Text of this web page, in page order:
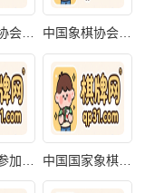
中国象棋协会纠 中国象棋协会技